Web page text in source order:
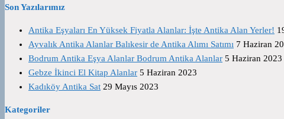
Son Yazılarımız
Antika Eşyaları En Yüksek Fiyatla Alanlar: İşte Antika Alan Yerler!
Ayvalık Antika Alanlar Balıkesir de Antika Alımı Satımı 7 Haziran
Bodrum Antika Eşya Alanlar Bodrum Antika Alanlar 5 Haziran 2023
Gebze İkinci El Kitap Alanlar 5 Haziran 2023
Kadıköy Antika Sat 29 Mayıs 2023
Kategoriler